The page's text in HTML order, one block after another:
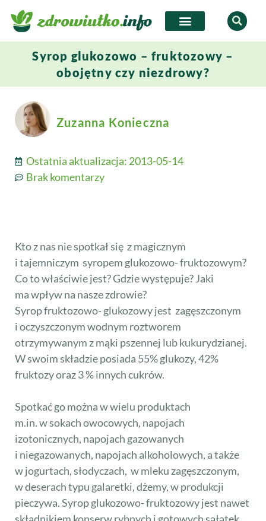
Syrop glukozowo – fruktozowy –
obojętny czy niezdrowy?
Zuzanna Konieczna
Ostatnia aktualizacja: 2013-05-14
Brak komentarzy
Kto z nas nie spotkał się z magicznym
i tajemniczym syropem glukozowo- fruktozowym?
Co to właściwie jest? Gdzie występuje? Jaki
ma wpływ na nasze zdrowie?
Syrop fruktozowo- glukozowy jest zagęszczonym
i oczyszczonym wodnym roztworem
otrzymywanym z mąki pszennej lub kukurydzianej.
W swoim składzie posiada 55% glukozy, 42%
fruktozy oraz 3 % innych cukrów.
Spotkać go można w wielu produktach
m.in. w sokach owocowych, napojach
izotonicznych, napojach gazowanych
i niegazowanych, napojach alkoholowych, a także
w jogurtach, słodyczach, w mleku zagęszczonym,
w deserach typu galaretki, dżemy, w produkcji
pieczywa. Syrop glukozowo- fruktozowy jest nawet